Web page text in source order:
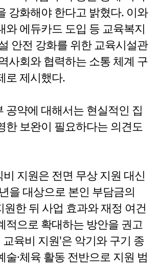
강화해야 한다고 밝혔다. 이와
와 에듀카드 도입 등 교육복지
안전 강화를 위한 교육시설관
사회와 협력하는 소통 체계 구
로 제시했다.
공약에 대해서는 현실적인 집
한 보완이 필요하다는 의견도
지원은 전면 무상 지원 대신
을 대상으로 본인 부담금의
원한 뒤 사업 효과와 재정 여건
적으로 확대하는 방안을 권고
교육비 지원'은 악기와 구기 종
술·체육 활동 전반으로 지원 범